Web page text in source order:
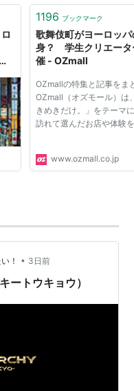
1196 ブックマーク
歌舞伎町がヨーロッ
身？ 学生クリエータ
催 - OZmall
OZmallの特集と記事をま
OZmall（オズモール）は
きめきだけ。」をテーマ
訪れて選んだお店や体験
www.ozmall.co.jp
！ • 3日前
ートウキョウ）